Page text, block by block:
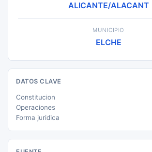
ALICANTE/ALACANT
MUNICIPIO
ELCHE
DATOS CLAVE
Constitucion
Operaciones
Forma juridica